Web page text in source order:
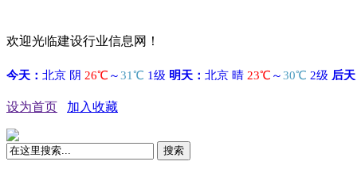
欢迎光临建设行业信息网！
设为首页 加入收藏
搜索